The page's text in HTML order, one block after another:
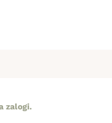
zalogi.